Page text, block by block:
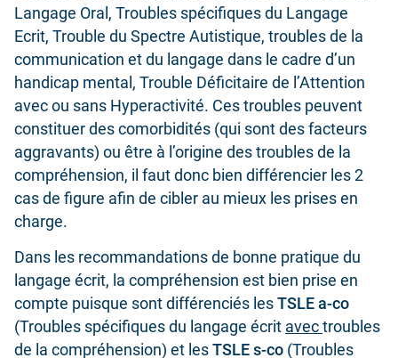
Langage Oral, Troubles spécifiques du Langage
Ecrit, Trouble du Spectre Autistique, troubles de la
communication et du langage dans le cadre d’un
handicap mental, Trouble Déficitaire de l’Attention
avec ou sans Hyperactivité. Ces troubles peuvent
constituer des comorbidités (qui sont des facteurs
aggravants) ou être à l’origine des troubles de la
compréhension, il faut donc bien différencier les 2
cas de figure afin de cibler au mieux les prises en
charge.
Dans les recommandations de bonne pratique du
langage écrit, la compréhension est bien prise en
compte puisque sont différenciés lesTSLE a-co
(Troubles spécifiques du langage écrit avectroubles
de la compréhension) et lesTSLE s-co (Troubles